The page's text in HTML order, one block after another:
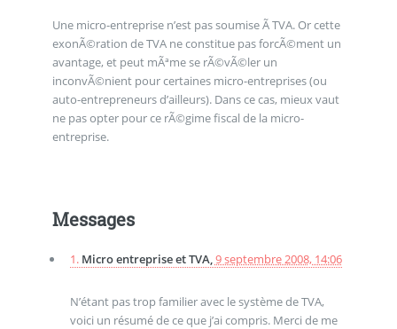
Une micro-entreprise n’est pas soumise Ã TVA. Or cette
exonÃ©ration de TVA ne constitue pas forcÃ©ment un
avantage, et peut mÃªme se rÃ©vÃ©ler un
inconvÃ©nient pour certaines micro-entreprises (ou
auto-entrepreneurs d’ailleurs). Dans ce cas, mieux vaut
ne pas opter pour ce rÃ©gime fiscal de la micro-
entreprise.
Messages
1. Micro entreprise et TVA,9 septembre 2008, 14:06
N’étant pas trop familier avec le système de TVA,
voici un résumé de ce que j’ai compris. Merci de me